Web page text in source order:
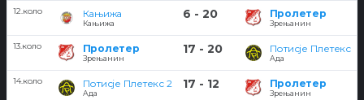
12.коло Кањижа
Кањижа
6 - 20 Пролетер
Зрењанин
13.коло Пролетер
Зрењанин
17 - 20 Потисје Плетекс
Ада
14.коло Потисје Плетекс 2
Ада
17 - 12 Пролетер
Зрењанин